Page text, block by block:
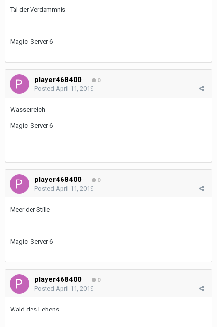
Tal der Verdammnis
Magic Server 6
player468400 0
Posted April 11, 2019
Wasserreich
Magic Server 6
player468400 0
Posted April 11, 2019
Meer der Stille
Magic Server 6
player468400 0
Posted April 11, 2019
Wald des Lebens